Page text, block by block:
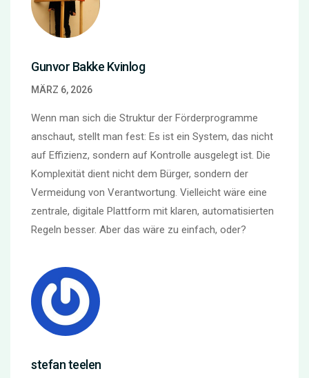
Gunvor Bakke Kvinlog
MÄRZ 6, 2026
Wenn man sich die Struktur der Förderprogramme
anschaut, stellt man fest: Es ist ein System, das nicht
auf Effizienz, sondern auf Kontrolle ausgelegt ist. Die
Komplexität dient nicht dem Bürger, sondern der
Vermeidung von Verantwortung. Vielleicht wäre eine
zentrale, digitale Plattform mit klaren, automatisierten
Regeln besser. Aber das wäre zu einfach, oder?
stefan teelen